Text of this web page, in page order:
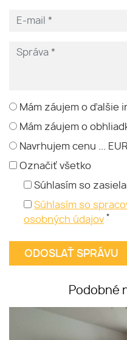
Mám záujem o ďalšie
Mám záujem o
Navrhujem cenu ...
Označiť všetko
Súhlasím so
Súhlasím so
osobných údajov *
Podobné